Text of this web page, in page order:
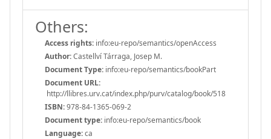
Others:
Access rights: info:eu-repo/semantics/openAccess
Author:Castellví Tárraga, Josep M.
Document Type: info:eu-repo/semantics/bookPart
Document URL:
http://llibres.urv.cat/index.php/purv/catalog/book/518
ISBN:978-84-1365-069-2
Document type: info:eu-repo/semantics/book
Language:ca